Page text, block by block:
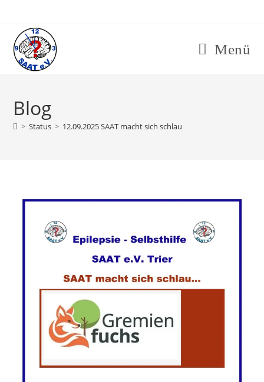
Menü
Blog
> Status > 12.09.2025 SAAT macht sich schlau